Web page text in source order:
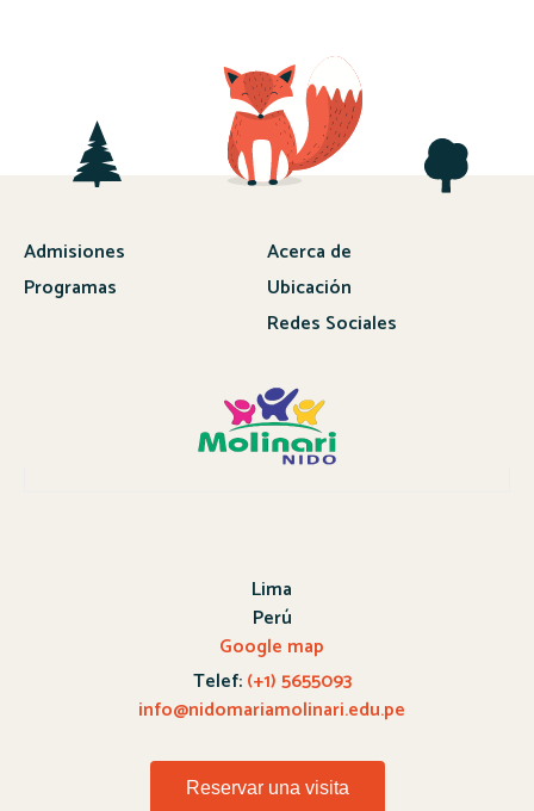
Admisiones
Programas
Acerca de
Ubicación
Redes Sociales
Lima
Perú
Google map
Telef:(+1) 5655093
info@nidomariamolinari.edu.pe
Reservar una visita